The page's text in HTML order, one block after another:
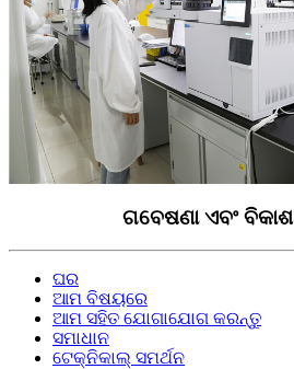
ଗବେଷଣା ଏବଂ
ଘର
ଆମ ବିଷୟରେ
ଆମ ସହିତ ଯୋଗାଯୋଗ କରନ୍ତୁ
ସମାଧାନ
ଟେକ୍ନିକାଲ୍ ସମର୍ଥନ